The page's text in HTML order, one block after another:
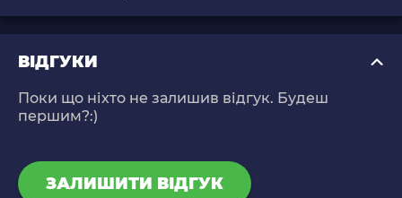
ВІДГУКИ
Поки що ніхто не залишив відгук. Будеш
першим?:)
ЗАЛИШИТИ ВІДГУК